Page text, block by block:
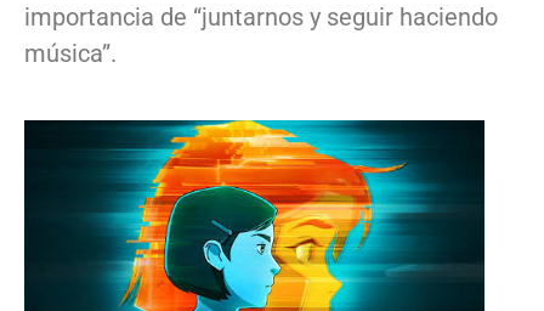
importancia de “juntarnos y seguir haciendo
música”.